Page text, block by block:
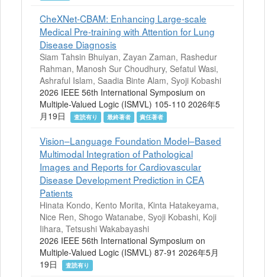
CheXNet-CBAM: Enhancing Large-scale
Medical Pre-training with Attention for Lung
Disease Diagnosis
Siam Tahsin Bhuiyan, Zayan Zaman, Rashedur
Rahman, Manosh Sur Choudhury, Sefatul Wasi,
Ashraful Islam, Saadia Binte Alam, Syoji Kobashi
2026 IEEE 56th International Symposium on
Multiple-Valued Logic (ISMVL) 105-110 2026年5
月19日
査読有り 最終著者 責任著者
Vision–Language Foundation Model–Based
Multimodal Integration of Pathological
Images and Reports for Cardiovascular
Disease Development Prediction in CEA
Patients
Hinata Kondo, Kento Morita, Kinta Hatakeyama,
Nice Ren, Shogo Watanabe, Syoji Kobashi, Koji
Iihara, Tetsushi Wakabayashi
2026 IEEE 56th International Symposium on
Multiple-Valued Logic (ISMVL) 87-91 2026年5月
19日
査読有り